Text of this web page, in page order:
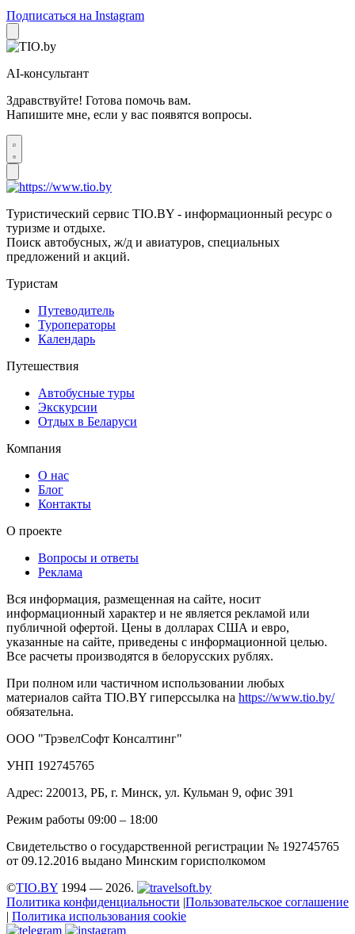
Подписаться на Instagram
AI-консультант
Здравствуйте! Готова помочь вам.
Напишите мне, если у вас появятся вопросы.
Туристический сервис TIO.BY - информационный ресурс о
туризме и отдыхе.
Поиск автобусных, ж/д и авиатуров, специальных
предложений и акций.
Туристам
Путеводитель
Туроператоры
Календарь
Путешествия
Автобусные туры
Экскурсии
Отдых в Беларуси
Компания
О нас
Блог
Контакты
О проекте
Вопросы и ответы
Реклама
Вся информация, размещенная на сайте, носит
информационный характер и не является рекламой или
публичной офертой. Цены в долларах США и евро,
указанные на сайте, приведены с информационной целью.
Все расчеты производятся в белорусских рублях.
При полном или частичном использовании любых
материалов сайта TIO.BY гиперссылка на https://www.tio.by/
обязательна.
ООО "ТрэвелСофт Консалтинг"
УНП 192745765
Адрес: 220013, РБ, г. Минск, ул. Кульман 9, офис 391
Режим работы 09:00 – 18:00
Свидетельство о государственной регистрации № 192745765
от 09.12.2016 выдано Минским горисполкомом
©TIO.BY 1994 — 2026.
Политика конфиденциальности |Пользовательское соглашение
| Политика использования cookie